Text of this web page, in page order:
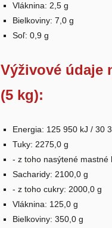
Vláknina: 2,5 g
Bielkoviny: 7,0 g
Soľ: 0,9 g
Výživové údaje
(5 kg):
Energia: 125 950 kJ / 30
Tuky: 2275,0 g
- z toho nasýtené mastné
Sacharidy: 2100,0 g
- z toho cukry: 2000,0 g
Vláknina: 125,0 g
Bielkoviny: 350,0 g